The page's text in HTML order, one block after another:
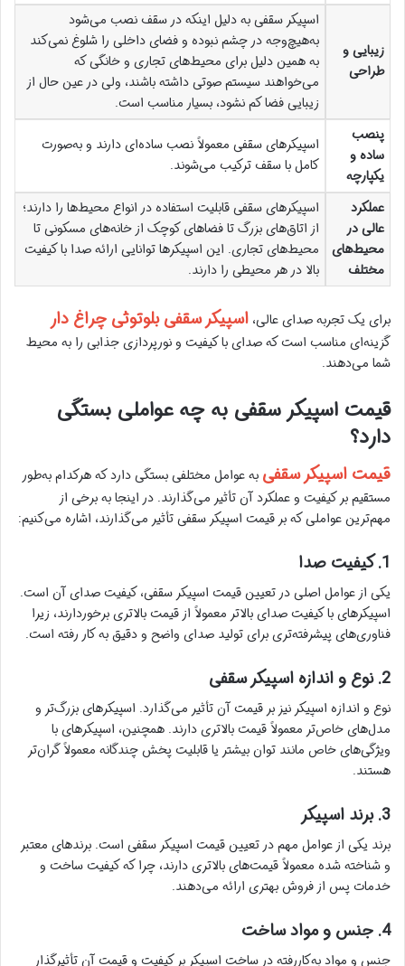
زیبایی و
طراحی
اسپیکر سقفی به دلیل اینکه در سقف نصب می‌شود
به‌هیچ‌وجه در چشم نبوده و فضای داخلی را شلوغ نمی‌کند
به همین دلیل برای محیط‌های تجاری و خانگی که
می‌خواهند سیستم صوتی داشته باشند، ولی در عین حال از
زیبایی فضا کم نشود، بسیار مناسب است.
پنصب
ساده و
یکپارچه
اسپیکرهای سقفی معمولاً نصب ساده‌ای دارند و به‌صورت
کامل با سقف ترکیب می‌شوند.
عملکرد
عالی در
محیط‌های
مختلف
اسپیکرهای سقفی قابلیت استفاده در انواع محیط‌ها را دارند؛
از اتاق‌های بزرگ تا فضاهای کوچک از خانه‌های مسکونی تا
محیط‌های تجاری. این اسپیکرها توانایی ارائه صدا با کیفیت
بالا در هر محیطی را دارند.
برای یک تجربه صدای عالی، اسپیکر سقفی بلوتوثی چراغ دار
گزینه‌ای مناسب است که صدای با کیفیت و نورپردازی جذابی را به محیط
شما می‌دهند.
قیمت اسپیکر سقفی به چه عواملی بستگی
دارد؟
قیمت اسپیکر سقفی به عوامل مختلفی بستگی دارد که هرکدام به‌طور
مستقیم بر کیفیت و عملکرد آن تأثیر می‌گذارند. در اینجا به برخی از
مهم‌ترین عواملی که بر قیمت اسپیکر سقفی تأثیر می‌گذارند، اشاره می‌کنیم:
1. کیفیت صدا
یکی از عوامل اصلی در تعیین قیمت اسپیکر سقفی، کیفیت صدای آن است.
اسپیکرهای با کیفیت صدای بالاتر معمولاً از قیمت بالاتری برخوردارند، زیرا
فناوری‌های پیشرفته‌تری برای تولید صدای واضح و دقیق به کار رفته است.
2. نوع و اندازه اسپیکر سقفی
نوع و اندازه اسپیکر نیز بر قیمت آن تأثیر می‌گذارد. اسپیکرهای بزرگ‌تر و
مدل‌های خاص‌تر معمولاً قیمت بالاتری دارند. همچنین، اسپیکرهای با
ویژگی‌های خاص مانند توان بیشتر یا قابلیت پخش چندگانه معمولاً گران‌تر
هستند.
3. برند اسپیکر
برند یکی از عوامل مهم در تعیین قیمت اسپیکر سقفی است. برندهای معتبر
و شناخته شده معمولاً قیمت‌های بالاتری دارند، چرا که کیفیت ساخت و
خدمات پس از فروش بهتری ارائه می‌دهند.
4. جنس و مواد ساخت
جنس و مواد به‌کاررفته در ساخت اسپیکر بر کیفیت و قیمت آن تأثیرگذار